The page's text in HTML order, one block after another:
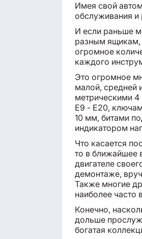
Имея свой
обслуживания и
И если раньше
разным ящикам,
огромное
каждого
Это огромное
малой, средней
метрическими
Е9 - Е20,
10 мм, битами
индикатором
Что касается
то в ближайшее
двигателе
демонтаже,
Также многие
наиболее часто
Конечно,
дольше
богатая